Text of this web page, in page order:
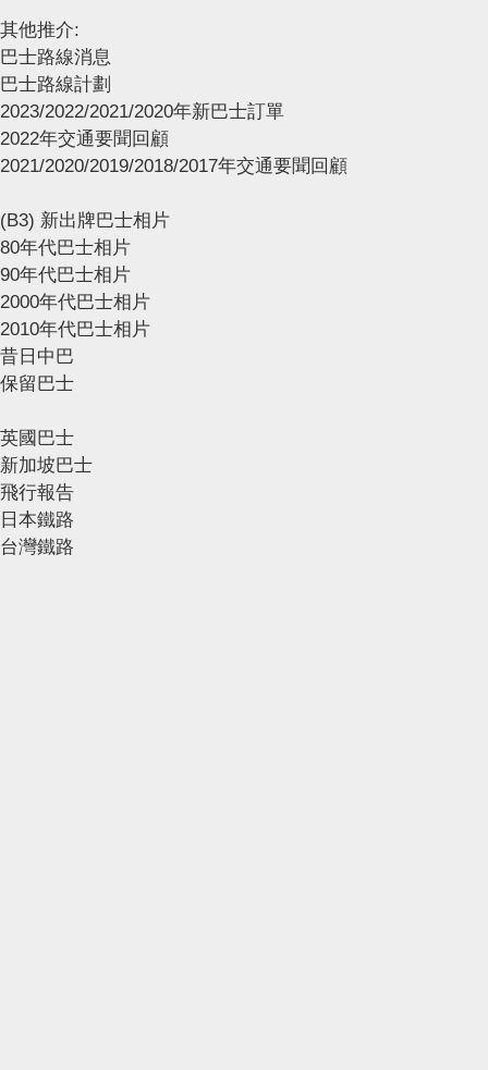
其他推介:
巴士路線消息
巴士路線計劃
2023/2022/2021/2020年新巴士訂單
2022年交通要聞回顧
2021/2020/2019/2018/2017年交通要聞回顧
(B3) 新出牌巴士相片
80年代巴士相片
90年代巴士相片
2000年代巴士相片
2010年代巴士相片
昔日中巴
保留巴士
英國巴士
新加坡巴士
飛行報告
日本鐵路
台灣鐵路